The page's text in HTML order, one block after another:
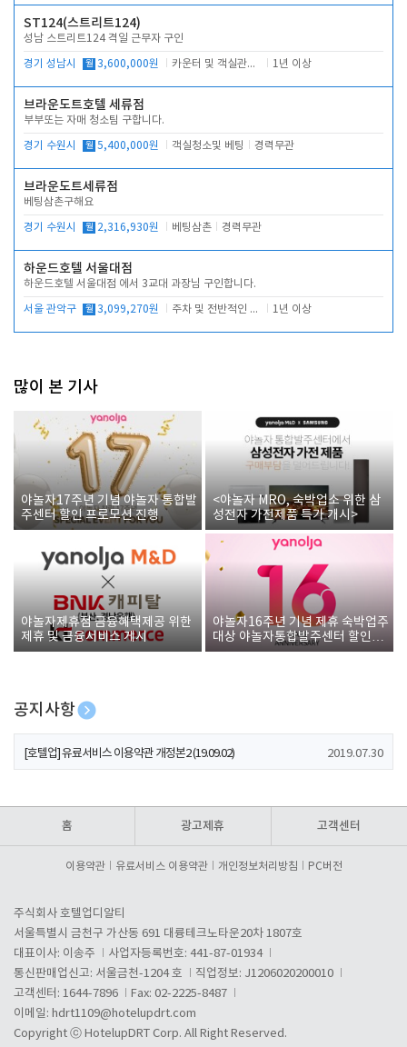
ST124(스트리트124)
성남 스트리트124 격일 근무자 구인
경기 성남시 월 3,600,000원 카운터 및 객실관리 전반 1년 이상
브라운도트호텔 세류점
부부또는 자매 청소팀 구합니다.
경기 수원시 월 5,400,000원 객실청소및 베팅 경력무관
브라운도트세류점
베팅삼촌구해요
경기 수원시 월 2,316,930원 베팅삼촌 경력무관
하운드호텔 서울대점
하운드호텔 서울대점 에서 3교대 과장님 구인합니다.
서울 관악구 월 3,099,270원 주차 및 전반적인 당번업무 1년 이상
많이 본 기사
야놀자17주년 기념 야놀자 통합발
주센터 할인 프로모션 진행
<야놀자 MRO, 숙박업소 위한 삼
성전자 가전제품 특가 개시>
야놀자제휴점 금융혜택제공 위한
제휴 및 금융서비스 게시
야놀자16주년 기념 제휴 숙박업주
대상 야놀자통합발주센터 할인쿠
폰 증정
공지사항
[호텔업] 개인정보 처리방침 개정본1 (19.09.02)
[호텔업] 유료서비스 이용약관 개정본2 (19.09.02) 2019.07.30
홈 광고제휴 고객센터
이용약관 유료서비스 이용약관 개인정보처리방침 PC버전
주식회사 호텔업디알티
서울특별시 금천구 가산동 691 대륭테크노타운20차 1807호
대표이사: 이송주
사업자등록번호: 441-87-01934
통신판매업신고: 서울금천-1204 호
직업정보: J1206020200010
고객센터: 1644-7896
Fax: 02-2225-8487
이메일: hdrt1109@hotelupdrt.com
Copyright ⓒ HotelupDRT Corp. All Right Reserved.